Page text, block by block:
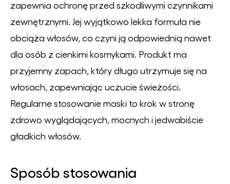
zapewnia ochronę przed szkodliwymi czynnikami
zewnętrznymi. Jej wyjątkowo lekka formuła nie
obciąża włosów, co czyni ją odpowiednią nawet
dla osób z cienkimi kosmykami. Produkt ma
przyjemny zapach, który długo utrzymuje się na
włosach, zapewniając uczucie świeżości.
Regularne stosowanie maski to krok w stronę
zdrowo wyglądających, mocnych i jedwabiście
gładkich włosów.
Sposób stosowania